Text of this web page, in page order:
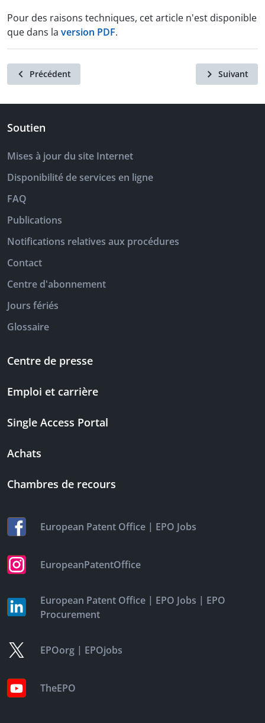
Pour des raisons techniques, cet article n'est disponible
que dans la version PDF.
Précédent Suivant
Soutien
Mises à jour du site Internet
Disponibilité de services en ligne
FAQ
Publications
Notifications relatives aux procédures
Contact
Centre d'abonnement
Jours fériés
Glossaire
Centre de presse
Emploi et carrière
Single Access Portal
Achats
Chambres de recours
European Patent Office | EPO Jobs
EuropeanPatentOffice
European Patent Office | EPO Jobs | EPO
Procurement
EPOorg | EPOjobs
TheEPO